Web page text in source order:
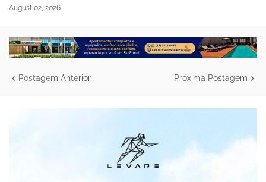
August 02, 2026
Postagem Anterior Próxima Postagem